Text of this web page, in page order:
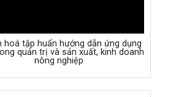
hoá tập huấn hướng dẫn ứng dụng
quản trị và sản xuất, kinh doanh
nông nghiệp